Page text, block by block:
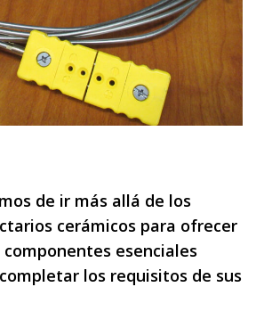
de ir más allá de los
cerámicos para ofrecer
esenciales
los requisitos de sus